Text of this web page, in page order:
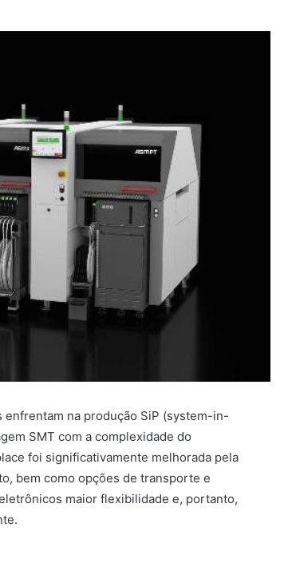
na produção SiP (system-in-
SMT com a complexidade do
foi significativamente melhorada pela
bem como opções de transporte e
maior flexibilidade e, portanto,